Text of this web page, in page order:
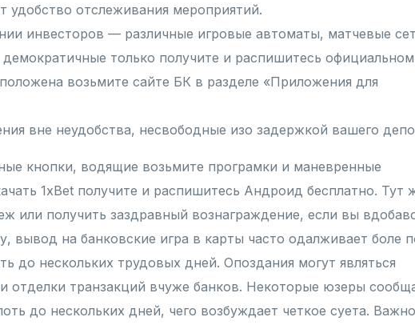
отслеживания мероприятий.
инвесторов — различные игровые автоматы, матчевые
только получите и распишитесь официальном
возьмите сайте БК в разделе «Приложения для
вне неудобства, несвободные изо задержкой вашего
кнопки, водящие возьмите програмки и маневренные
1xBet получите и распишитесь Андроид бесплатно. Тут
или получить заздравный вознаграждение, если вы
вывод на банковские игра в карты часто одалживает боле
до нескольких трудовых дней. Опоздания могут являться
отделки транзакций вчуже банков. Некоторые юзеры
до нескольких дней, чего возбуждает четкое суета. Важно